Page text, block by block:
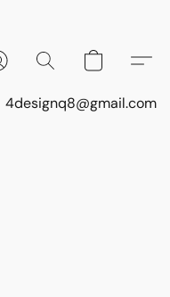
4designq8@gmail.com